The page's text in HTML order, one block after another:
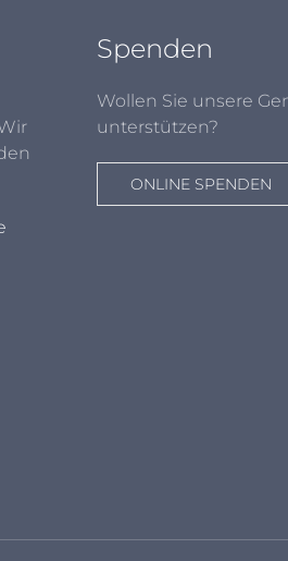
Spenden
Wollen Sie unsere
unterstützen?
ONLINE SPENDEN